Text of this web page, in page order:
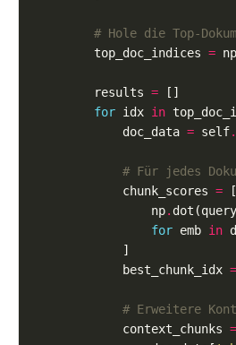
# Hole die Top-
        top_doc_indices
= np
        results
=
for idx in
            doc_data
= self.
# Für jedes
            chunk_scores
=
                np
.
for emb in
            best_chunk_idx
=
# Erweitere
            context_chunks
=